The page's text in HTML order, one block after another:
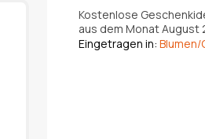
Kostenlose
aus dem Monat August
Eingetragen in: Blumen/